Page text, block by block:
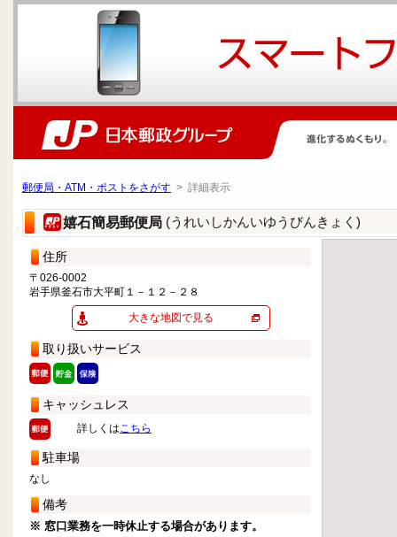
郵便局・ATM・ポストをさがす > 詳細表示
嬉石簡易郵便局 (うれいしかんいゆうびんきょく)
住所
〒026-0002
岩手県釜石市大平町１－１２－２８
大きな地図で見る
取り扱いサービス
キャッシュレス
詳しくはこちら
駐車場
なし
備考
※ 窓口業務を一時休止する場合があります。